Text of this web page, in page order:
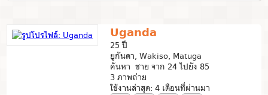
Uganda
25 ปี
ยูกันดา, Wakiso, Matuga
ค้นหา ชาย จาก 24 ไปยัง 85
3 ภาพถ่าย
ใช้งานล่าสุด: 4 เดือนที่ผ่านมา